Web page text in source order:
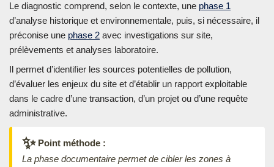
Le diagnostic comprend, selon le contexte, une phase 1
d’analyse historique et environnementale, puis, si nécessaire, il
préconise une phase 2 avec investigations sur site,
prélèvements et analyses laboratoire.
Il permet d’identifier les sources potentielles de pollution,
d’évaluer les enjeux du site et d’établir un rapport exploitable
dans le cadre d’une transaction, d’un projet ou d’une requête
administrative.
✨ Point méthode :
La phase documentaire permet de cibler les zones à